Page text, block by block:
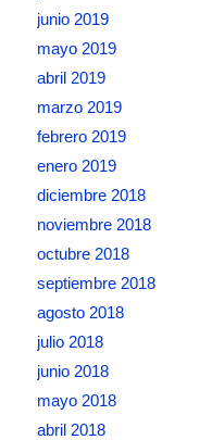
junio 2019
mayo 2019
abril 2019
marzo 2019
febrero 2019
enero 2019
diciembre 2018
noviembre 2018
octubre 2018
septiembre 2018
agosto 2018
julio 2018
junio 2018
mayo 2018
abril 2018